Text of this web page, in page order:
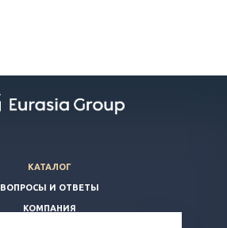
КАТАЛОГ
ВОПРОСЫ И ОТВЕТЫ
КОМПАНИЯ